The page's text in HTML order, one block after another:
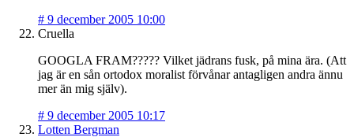
# 9 december 2005 10:00
Cruella
GOOGLA FRAM????? Vilket jädrans fusk, på mina ära. (Att
jag är en sån ortodox moralist förvånar antagligen andra ännu
mer än mig själv).
# 9 december 2005 10:17
Lotten Bergman